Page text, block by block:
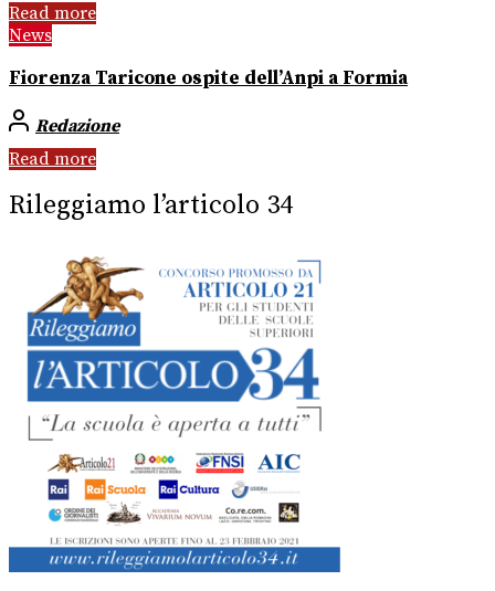
Read more
News
Fiorenza Taricone ospite dell’Anpi a Formia
Redazione
Read more
Rileggiamo l’articolo 34